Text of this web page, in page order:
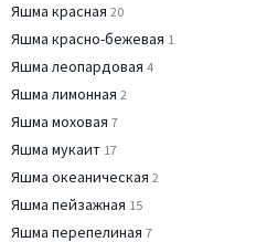
Яшма красная 20
Яшма красно-бежевая 1
Яшма леопардовая 4
Яшма лимонная 2
Яшма моховая 7
Яшма мукаит 17
Яшма океаническая 2
Яшма пейзажная 15
Яшма перепелиная 7